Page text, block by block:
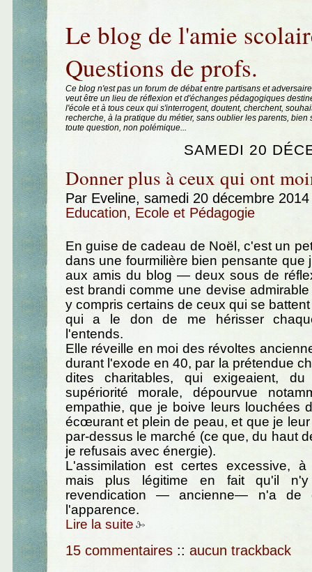
Le blog de l'amie
Questions de profs.
Ce blog n'est pas un forum de débat entre partisans et
veut être un lieu de réflexion et d'échanges pédagogiques
l'école et à tous ceux qui s'interrogent, doutent, cherchent,
recherche, à la pratique du métier, sans oublier les parents, bien
toute question, non polémique...
SAMEDI 20
Donner plus à ceux qui ont
Par Eveline, samedi 20 décembre
Education, Ecole et Pédagogie
En guise de cadeau de Noël, c'est un
dans une fourmilière bien pensante que
aux amis du blog — deux sous de
est brandi comme une devise
y compris certains de ceux qui se
qui a le don de me hérisser
l'entends.
Elle réveille en moi des révoltes
durant l'exode en 40, par la prétendue
dites charitables, qui exigeaient,
supériorité morale, dépourvue
empathie, que je boive leurs louchées
écœurant et plein de peau, et que je
par-dessus le marché (ce que, du haut
je refusais avec énergie).
L'assimilation est certes excessive, à
mais plus légitime en fait qu'il n'y
revendication — ancienne— n'a de
l'apparence.
Lire la suite
15 commentaires :: aucun trackback